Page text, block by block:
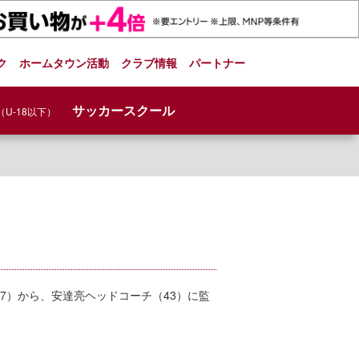
U-18以下） サッカースクール
ホームタウン活動 クラブ情報 パートナー
から、安達亮ヘッドコーチ（43）に監